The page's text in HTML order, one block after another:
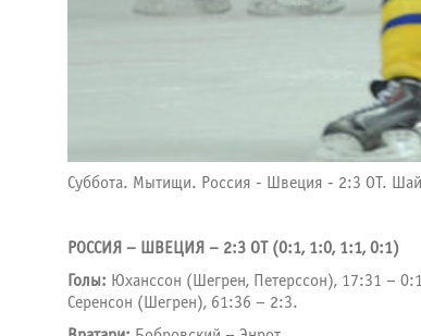
Суббота. Мытищи. Россия - Швеция - 2:3 ОТ.
РОССИЯ – ШВЕЦИЯ – 2:3 ОТ (0:1, 1:0, 1:1, 0:1)
Голы: Юханссон (Шегрен, Петерссон), 17:31 –
Серенсон (Шегрен), 61:36 – 2:3.